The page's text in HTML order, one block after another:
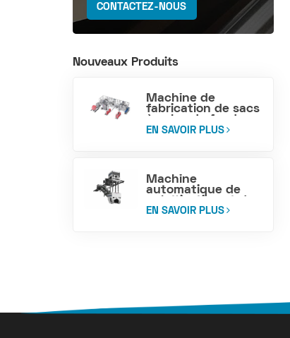
CONTACTEZ-NOUS
Nouveaux Produits
Machine de
fabrication de sacs
à valve de fond en
bloc tissé PP
EN SAVOIR PLUS
Machine
automatique de
chargement de
EN SAVOIR PLUS